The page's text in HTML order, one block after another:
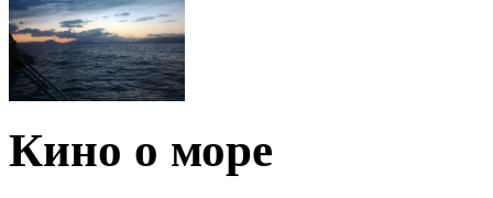
Кино о море